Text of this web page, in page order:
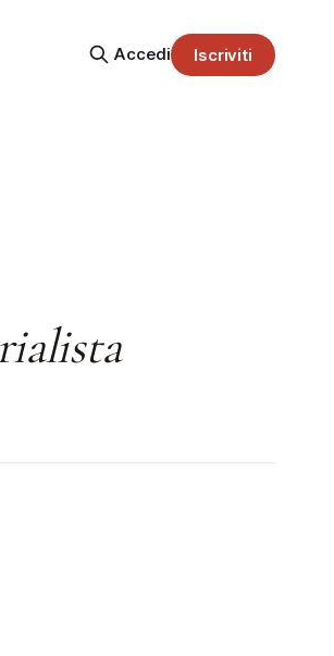
Accedi Iscriviti